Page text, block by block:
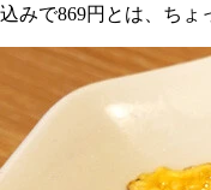
込みで869円とは、ちょ